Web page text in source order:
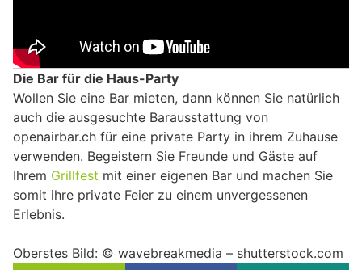
Die Bar für die Haus-Party
Wollen Sie eine Bar mieten, dann können Sie natürlich
auch die ausgesuchte Barausstattung von
openairbar.ch für eine private Party in ihrem Zuhause
verwenden. Begeistern Sie Freunde und Gäste auf
Ihrem Grillfest mit einer eigenen Bar und machen Sie
somit ihre private Feier zu einem unvergessenen
Erlebnis.
Oberstes Bild: © wavebreakmedia – shutterstock.com